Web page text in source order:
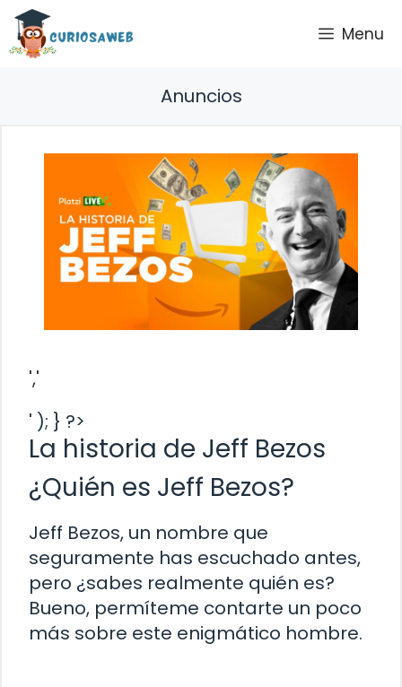
Saltar
contenido
Menu
Anuncios
','
' ); } ?>
La historia de Jeff Bezos
¿Quién es Jeff Bezos?
Jeff Bezos, un nombre que
seguramente has escuchado antes,
pero ¿sabes realmente quién es?
Bueno, permíteme contarte un poco
más sobre este enigmático hombre.